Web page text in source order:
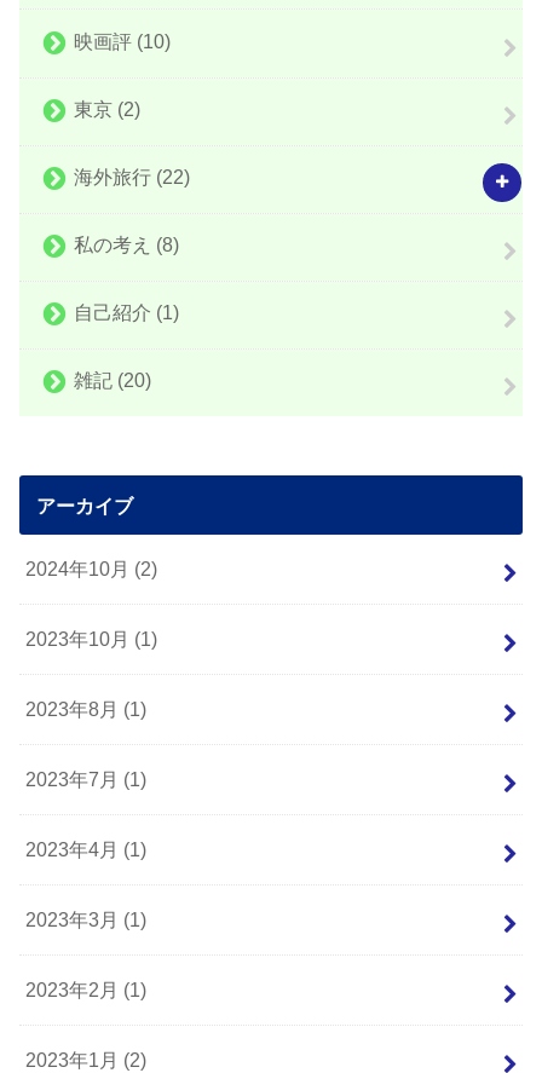
映画評 (10)
東京 (2)
海外旅行 (22)
私の考え (8)
自己紹介 (1)
雑記 (20)
アーカイブ
2024年10月 (2)
2023年10月 (1)
2023年8月 (1)
2023年7月 (1)
2023年4月 (1)
2023年3月 (1)
2023年2月 (1)
2023年1月 (2)